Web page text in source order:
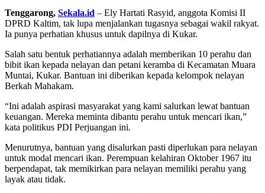
Tenggarong, Sekala.id – Ely Hartati Rasyid, anggota Komisi II
DPRD Kaltim, tak lupa menjalankan tugasnya sebagai wakil rakyat.
Ia punya perhatian khusus untuk dapilnya di Kukar.
Salah satu bentuk perhatiannya adalah memberikan 10 perahu dan
bibit ikan kepada nelayan dan petani keramba di Kecamatan Muara
Muntai, Kukar. Bantuan ini diberikan kepada kelompok nelayan
Berkah Mahakam.
“Ini adalah aspirasi masyarakat yang kami salurkan lewat bantuan
keuangan. Mereka meminta dibantu perahu untuk mencari ikan,”
kata politikus PDI Perjuangan ini.
Menurutnya, bantuan yang disalurkan pasti diperlukan para nelayan
untuk modal mencari ikan. Perempuan kelahiran Oktober 1967 itu
berpendapat, tak memikirkan para nelayan memiliki perahu yang
layak atau tidak.